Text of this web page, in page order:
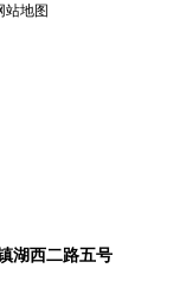
站地图
湖西二路五号